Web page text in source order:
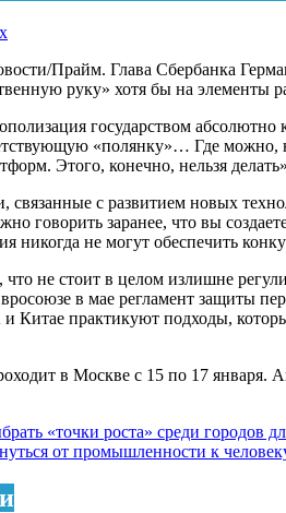
Прайм. Глава Сбербанка Герман
руку» хотя бы на элементы
государством абсолютно
«полянку»… Где можно,
Этого, конечно, нельзя
связанные с развитием новых
говорить заранее, что вы
никогда не могут обеспечить
не стоит в целом излишне
в мае регламент защиты
практикуют подходы,
в Москве с 15 по 17
«точки роста» среди городов
от промышленности к